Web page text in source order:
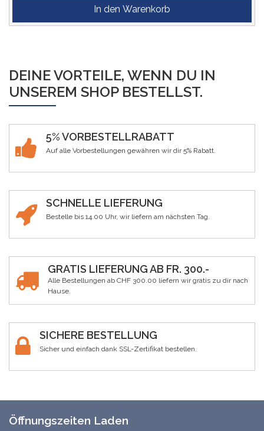
DEINE VORTEILE, WENN DU IN
UNSEREM SHOP BESTELLST.
5% VORBESTELLRABATT
Auf alle Vorbestellungen gewähren wir dir 5% Rabatt.
SCHNELLE LIEFERUNG
Bestelle bis 14.00 Uhr, wir liefern am nächsten Tag.
GRATIS LIEFERUNG AB FR. 300.-
Alle Bestellungen ab CHF 300.00 liefern wir gratis zu dir nach
Hause.
SICHERE BESTELLUNG
Sicher und einfach dank SSL-Zertifikat bestellen.
Öffnungszeiten Laden